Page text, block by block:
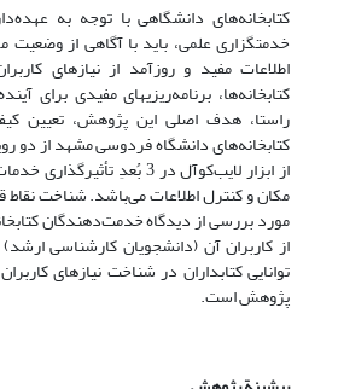
کتابخانه‌های دانشگاهی با توجه به
خدمتگزاری علمی، باید با آگاهی از
اطلاعات مفید و روزآمد از نیازهای
کتابخانه‌ها، برنامه‌ریزیهای مفیدی برای
راستا، هدف اصلی این پژوهش، تعیین
کتابخانه‌های دانشگاه فردوسی مشهد از دو
از ابزار لایب‌کوآل در 3 بُعدِ
مکان و کنترل اطلاعات می‌باشد. شناخت
مورد بررسی از دیدگاه خدمت‌دهندگان
از کاربران آن (دانشجویان کارشناسی
توانایی کتابداران در شناخت نیازهای
پژوهش است.